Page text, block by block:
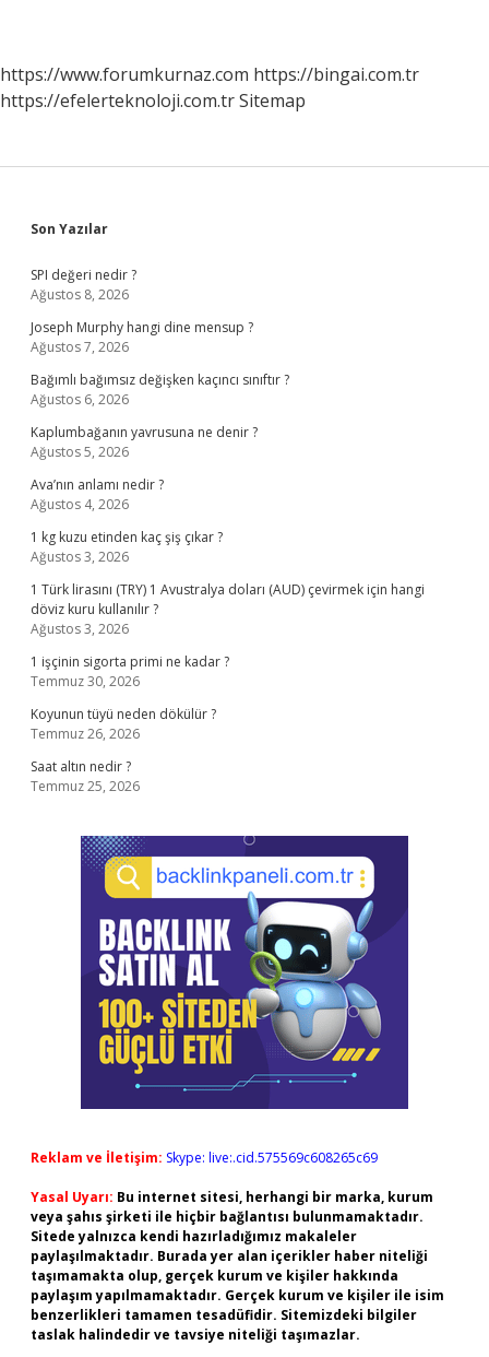
https://www.forumkurnaz.com https://bingai.com.tr
https://efelerteknoloji.com.trSitemap
Sidebar
Son Yazılar
SPI değeri nedir ?
Ağustos 8, 2026
Joseph Murphy hangi dine mensup ?
Ağustos 7, 2026
Bağımlı bağımsız değişken kaçıncı sınıftır ?
Ağustos 6, 2026
Kaplumbağanın yavrusuna ne denir ?
Ağustos 5, 2026
Ava’nın anlamı nedir ?
Ağustos 4, 2026
1 kg kuzu etinden kaç şiş çıkar ?
Ağustos 3, 2026
1 Türk lirasını (TRY) 1 Avustralya doları (AUD) çevirmek için hangi
döviz kuru kullanılır ?
Ağustos 3, 2026
1 işçinin sigorta primi ne kadar ?
Temmuz 30, 2026
Koyunun tüyü neden dökülür ?
Temmuz 26, 2026
Saat altın nedir ?
Temmuz 25, 2026
Reklam ve İletişim: Skype: live:.cid.575569c608265c69
Yasal Uyarı: Bu internet sitesi, herhangi bir marka, kurum
veya şahıs şirketi ile hiçbir bağlantısı bulunmamaktadır.
Sitede yalnızca kendi hazırladığımız makaleler
paylaşılmaktadır. Burada yer alan içerikler haber niteliği
taşımamakta olup, gerçek kurum ve kişiler hakkında
paylaşım yapılmamaktadır. Gerçek kurum ve kişiler ile isim
benzerlikleri tamamen tesadüfidir. Sitemizdeki bilgiler
taslak halindedir ve tavsiye niteliği taşımazlar.